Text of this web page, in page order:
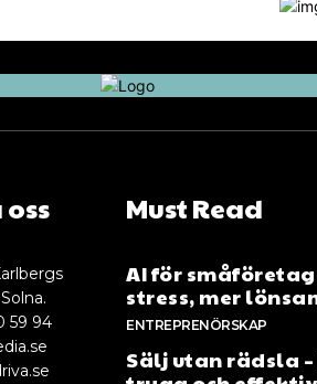
59 94
Must Read
AI för
stress, mer
ENTREPRENÖRSKAP
Sälj utan rädsla